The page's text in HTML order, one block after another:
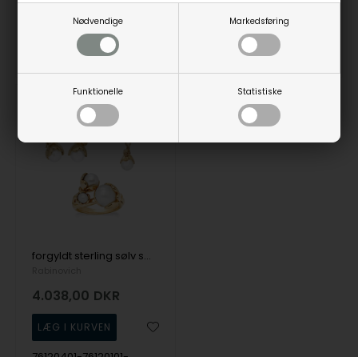
Nødvendige Markedsføring
Funktionelle Statistiske
Bestillingsvare
3-5
hverdage
Bestillingsvare
3-5
hverdage
forgyldt sterling sølv smykkesæt Autumn Bloom med overflade fra Rabinovich
4.038,00 DKR